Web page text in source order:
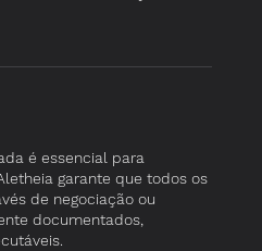
é essencial para
garante que todos os
de negociação ou
documentados,